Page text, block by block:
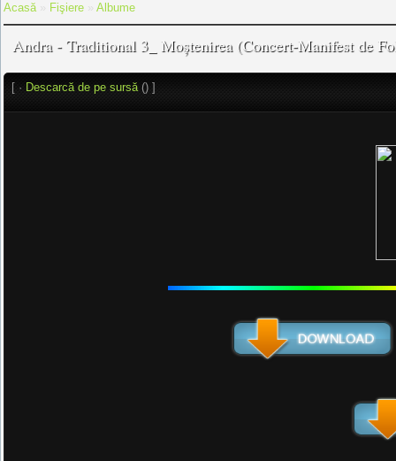
Acasă» Fişiere Albume
Andra - Traditional 3_ Moștenirea (Concert-Manifest de
[ · Descarcă de pe sursă() ]